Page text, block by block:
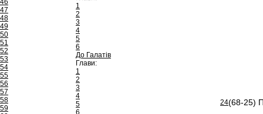
46
47
48
49
50
51
52
53
54
55
56
57
58
59
1
2
3
4
5
6
До Галатів
Глави:
1
2
3
4
5
6
24(68-25)